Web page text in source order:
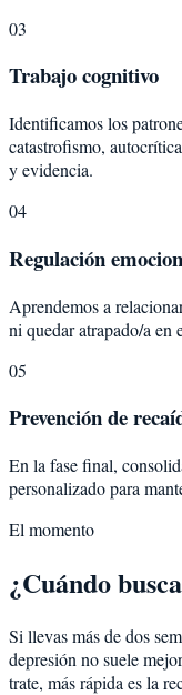
03
Trabajo cognitivo
Identificamos los
catastrofismo,
y evidencia.
04
Regulación
Aprendemos a
ni quedar atrapado/a en
05
Prevención de
En la fase final,
personalizado para
El momento
¿Cuándo
Si llevas más de dos
depresión no suele
trate, más rápida es la